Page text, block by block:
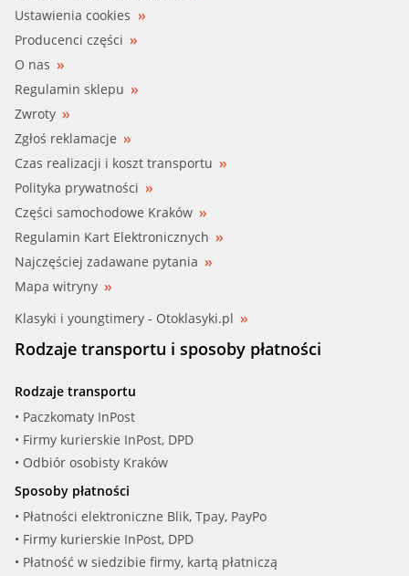
Ustawienia cookies
Producenci części
O nas
Regulamin sklepu
Zwroty
Zgłoś reklamacje
Czas realizacji i koszt transportu
Polityka prywatności
Części samochodowe Kraków
Regulamin Kart Elektronicznych
Najczęściej zadawane pytania
Mapa witryny
Klasyki i youngtimery - Otoklasyki.pl
Rodzaje transportu i sposoby płatności
Rodzaje transportu
• Paczkomaty InPost
• Firmy kurierskie InPost, DPD
• Odbiór osobisty Kraków
Sposoby płatności
• Płatności elektroniczne Blik, Tpay, PayPo
• Firmy kurierskie InPost, DPD
• Płatność w siedzibie firmy, kartą płatniczą